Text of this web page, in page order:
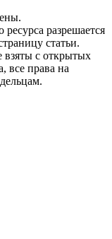
разрешается
статьи.
взяты с открытых
все права на